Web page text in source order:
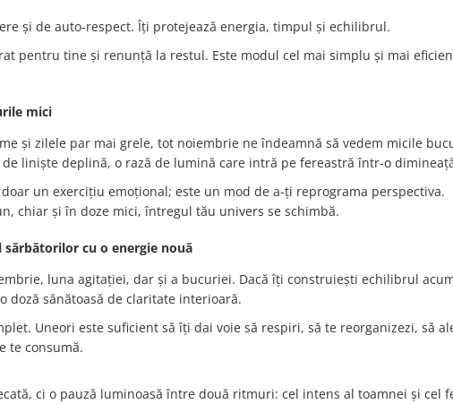
și de auto-respect. Îți protejează energia, timpul și echilibrul.
pentru tine și renunță la restul. Este modul cel mai simplu și mai
mici
și zilele par mai grele, tot noiembrie ne îndeamnă să vedem micile
liniște deplină, o rază de lumină care intră pe fereastră într-o
un exercițiu emoțional; este un mod de a-ți reprograma perspectiva.
chiar și în doze mici, întregul tău univers se schimbă.
cu o energie nouă
luna agitației, dar și a bucuriei. Dacă îți construiești echilibrul
doză sănătoasă de claritate interioară.
Uneori este suficient să îți dai voie să respiri, să te reorganizezi, să
te consumă.
ci o pauză luminoasă între două ritmuri: cel intens al toamnei și cel